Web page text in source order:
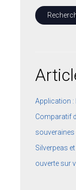
Application :
Comparatif
souveraines
Silverpeas
ouverte sur